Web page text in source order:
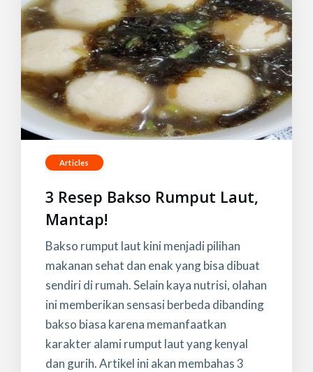
Articles
3 Resep Bakso Rumput Laut,
Mantap!
Bakso rumput laut kini menjadi pilihan
makanan sehat dan enak yang bisa dibuat
sendiri di rumah. Selain kaya nutrisi, olahan
ini memberikan sensasi berbeda dibanding
bakso biasa karena memanfaatkan
karakter alami rumput laut yang kenyal
dan gurih. Artikel ini akan membahas 3